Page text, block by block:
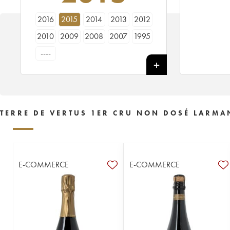
2016 2015 2014 2013
2012
2010
2009 2008 2007
1995
----
TERRE DE VERTUS 1ER CRU NON DOSÉ
E-COMMERCE E-COMMERCE